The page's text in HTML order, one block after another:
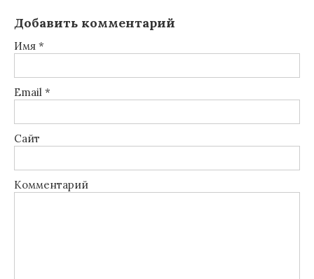
Добавить комментарий
Имя *
Email *
Сайт
Комментарий